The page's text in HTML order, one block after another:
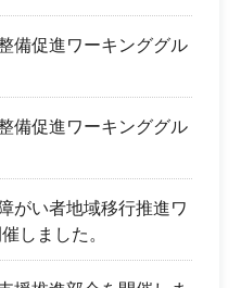
備促進ワーキンググル
備促進ワーキンググル
がい者地域移行推進ワ
しました。